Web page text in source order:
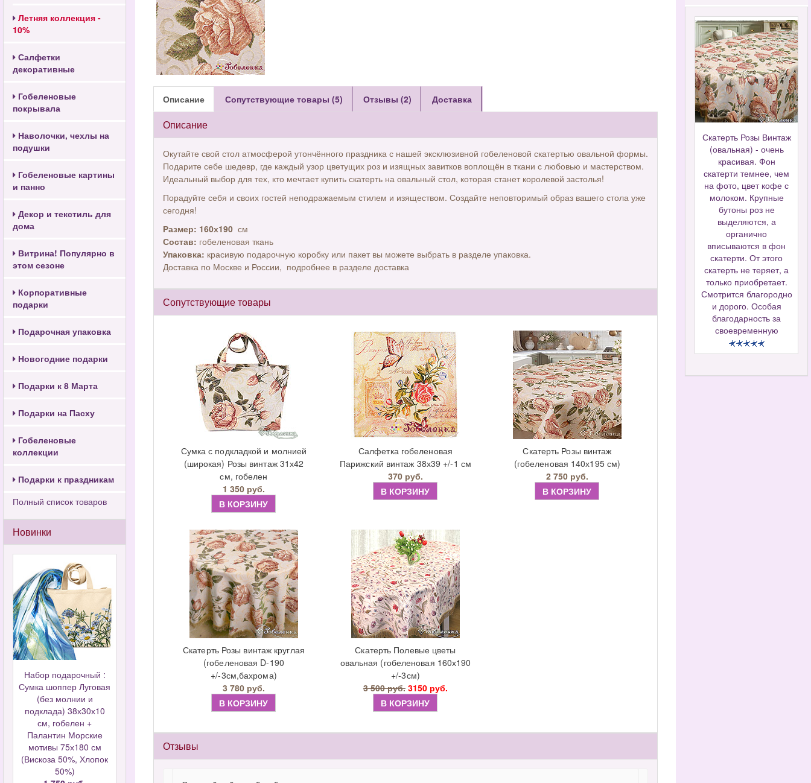
Летняя коллекция -
10%
Салфетки
декоративные
Гобеленовые
покрывала
Наволочки, чехлы на
подушки
Гобеленовые картины
и панно
Декор и текстиль для
дома
Витрина! Популярно в
этом сезоне
Корпоративные
подарки
Подарочная упаковка
Новогодние подарки
Подарки к 8 Марта
Подарки на Пасху
Гобеленовые
коллекции
Подарки к праздникам
Полный список товаров
Новинки
Набор подарочный :
Сумка шоппер Луговая
(без молнии и
подклада) 38х30х10
см, гобелен +
Палантин Морские
мотивы 75х180 см
(Вискоза 50%, Хлопок
50%)
Описание Сопутствующие товары (5) Отзывы (2) Доставка
Описание
Окутайте свой стол атмосферой утончённого праздника с нашей эксклюзивной гобеленовой скатертью овальной формы.
Подарите себе шедевр, где каждый узор цветущих роз и изящных завитков воплощён в ткани с любовью и мастерством.
Идеальный выбор для тех, кто мечтает купить скатерть на овальный стол, которая станет королевой застолья!
Порадуйте себя и своих гостей неподражаемым стилем и изяществом. Создайте неповторимый образ вашего стола уже
сегодня!
Размер: 160х190 см
Состав: гобеленовая ткань
Упаковка: красивую подарочную коробку или пакет вы можете выбрать в разделе упаковка.
Доставка по Москве и России, подробнее в разделе доставка
Сопутствующие товары
Сумка с подкладкой и молнией
(широкая) Розы винтаж 31х42
см, гобелен
1 350 руб.
В КОРЗИНУ
Салфетка гобеленовая
Парижский винтаж 38х39 +/-1 см
370 руб.
В КОРЗИНУ
Скатерть Розы винтаж
(гобеленовая 140х195 см)
2 750 руб.
В КОРЗИНУ
Скатерть Розы винтаж круглая
(гобеленовая D-190
+/-3см,бахрома)
3 780 руб.
В КОРЗИНУ
Скатерть Полевые цветы
овальная (гобеленовая 160х190
+/-3см)
3 500 руб. 3150 руб.
В КОРЗИНУ
Отзывы
Скатерть Розы Винтаж
(овальная) - очень
красивая. Фон
скатерти темнее, чем
на фото, цвет кофе с
молоком. Крупные
бутоны роз не
выделяются, а
органично
вписываются в фон
скатерти. От этого
скатерть не теряет, а
только приобретает.
Смотрится благородно
и дорого. Особая
благодарность за
своевременную